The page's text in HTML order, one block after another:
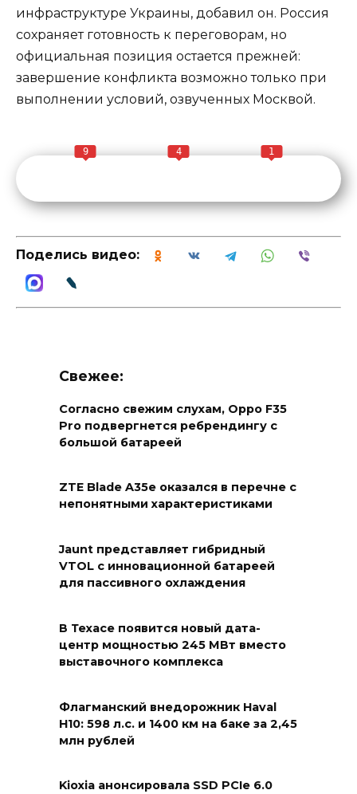
инфраструктуре Украины, добавил он. Россия
сохраняет готовность к переговорам, но
официальная позиция остается прежней:
завершение конфликта возможно только при
выполнении условий, озвученных Москвой.
9 4 1
Поделись видео:
Свежее:
Согласно свежим слухам, Oppo F35
Pro подвергнется ребрендингу с
большой батареей
ZTE Blade A35e оказался в перечне с
непонятными характеристиками
Jaunt представляет гибридный
VTOL с инновационной батареей
для пассивного охлаждения
В Техасе появится новый дата-
центр мощностью 245 МВт вместо
выставочного комплекса
Флагманский внедорожник Haval
H10: 598 л.с. и 1400 км на баке за 2,45
млн рублей
Kioxia анонсировала SSD PCIe 6.0